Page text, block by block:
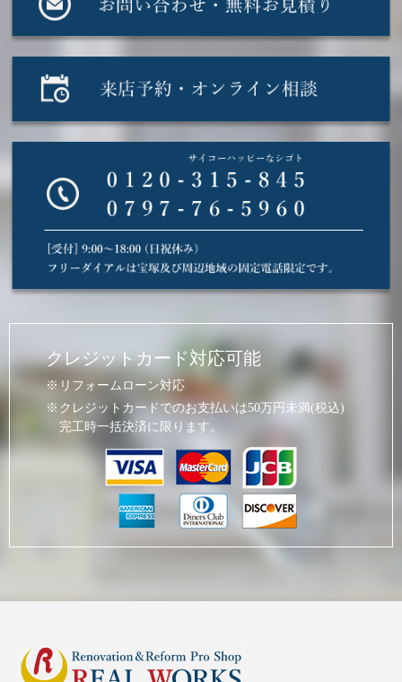
クレジットカード対応可能
リフォームローン対応
クレジットカードでのお支払いは50万円未満(税込)
完工時一括決済に限ります。